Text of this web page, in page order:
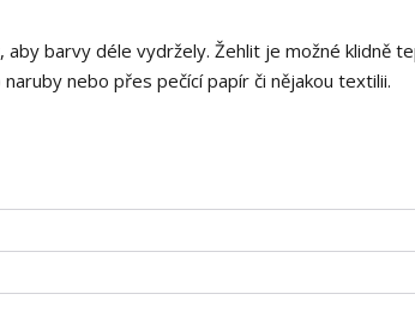
barvy déle vydržely. Žehlit je možné klidně
nebo přes pečící papír či nějakou textilii.